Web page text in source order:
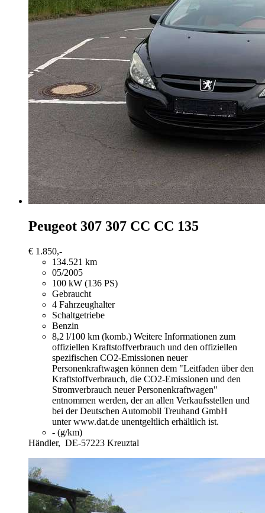
Peugeot 307 307 CC CC 135
€ 1.850,-
134.521 km
05/2005
100 kW (136 PS)
Gebraucht
4 Fahrzeughalter
Schaltgetriebe
Benzin
8,2 l/100 km (komb.) Weitere Informationen zum
offiziellen Kraftstoffverbrauch und den offiziellen
spezifischen CO2-Emissionen neuer
Personenkraftwagen können dem "Leitfaden über den
Kraftstoffverbrauch, die CO2-Emissionen und den
Stromverbrauch neuer Personenkraftwagen"
entnommen werden, der an allen Verkaufsstellen und
bei der Deutschen Automobil Treuhand GmbH
unter www.dat.de unentgeltlich erhältlich ist.
- (g/km)
Händler, DE-57223 Kreuztal